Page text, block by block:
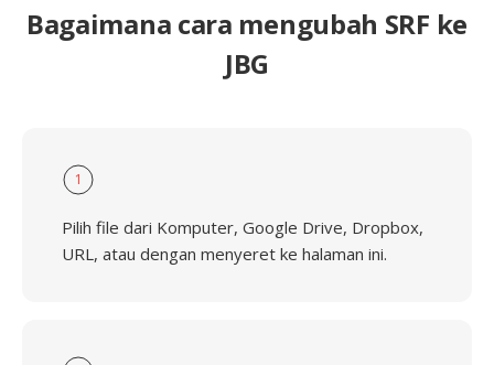
Bagaimana cara mengubah SRF ke
JBG
1
Pilih file dari Komputer, Google Drive, Dropbox,
URL, atau dengan menyeret ke halaman ini.